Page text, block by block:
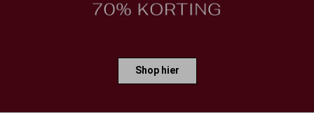
Shop hier